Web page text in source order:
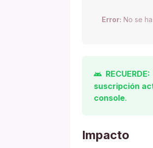
Error: No se
RECUERDE:
suscripción
console.
Impacto